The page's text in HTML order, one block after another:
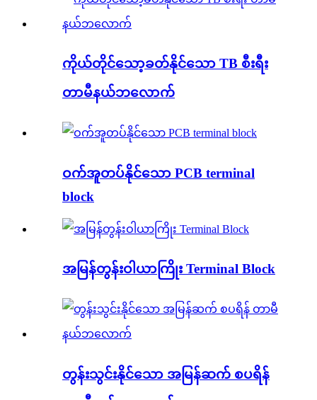
ကိုယ်တိုင်သော့ခတ်နိုင်သော TB စီးရီး
တာမီနယ်ဘလောက်
ဝက်အူတပ်နိုင်သော PCB terminal
block
အမြန်တွန်းဝါယာကြိုး Terminal Block
တွန်းသွင်းနိုင်သော အမြန်ဆက် စပရိန်